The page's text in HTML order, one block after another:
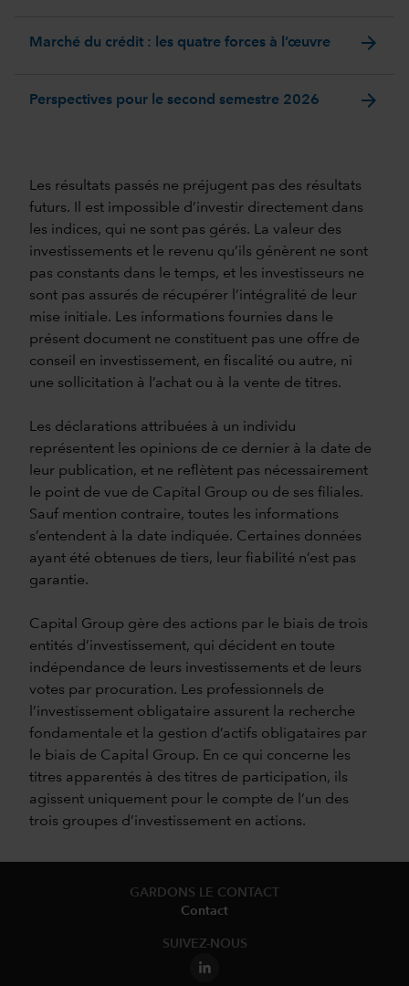
Marché du crédit : les quatre forces à l’œuvre arrow_forward
Perspectives pour le second semestre 2026 arrow_forward
Les résultats passés ne préjugent pas des résultats
futurs. Il est impossible d’investir directement dans
les indices, qui ne sont pas gérés. La valeur des
investissements et le revenu qu’ils génèrent ne sont
pas constants dans le temps, et les investisseurs ne
sont pas assurés de récupérer l’intégralité de leur
mise initiale. Les informations fournies dans le
présent document ne constituent pas une offre de
conseil en investissement, en fiscalité ou autre, ni
une sollicitation à l’achat ou à la vente de titres.
Les déclarations attribuées à un individu
représentent les opinions de ce dernier à la date de
leur publication, et ne reflètent pas nécessairement
le point de vue de Capital Group ou de ses filiales.
Sauf mention contraire, toutes les informations
s’entendent à la date indiquée. Certaines données
ayant été obtenues de tiers, leur fiabilité n’est pas
garantie.
Capital Group gère des actions par le biais de trois
entités d’investissement, qui décident en toute
indépendance de leurs investissements et de leurs
votes par procuration. Les professionnels de
l’investissement obligataire assurent la recherche
fondamentale et la gestion d’actifs obligataires par
le biais de Capital Group. En ce qui concerne les
titres apparentés à des titres de participation, ils
agissent uniquement pour le compte de l’un des
trois groupes d’investissement en actions.
GARDONS LE CONTACT
Contact
SUIVEZ-NOUS